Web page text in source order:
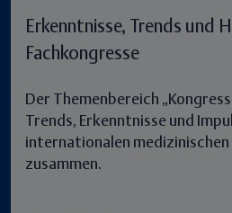
Erkenntnisse, Trends und
Fachkongresse
Der Themenbereich
Trends, Erkenntnisse und
internationalen medizinischen
zusammen.